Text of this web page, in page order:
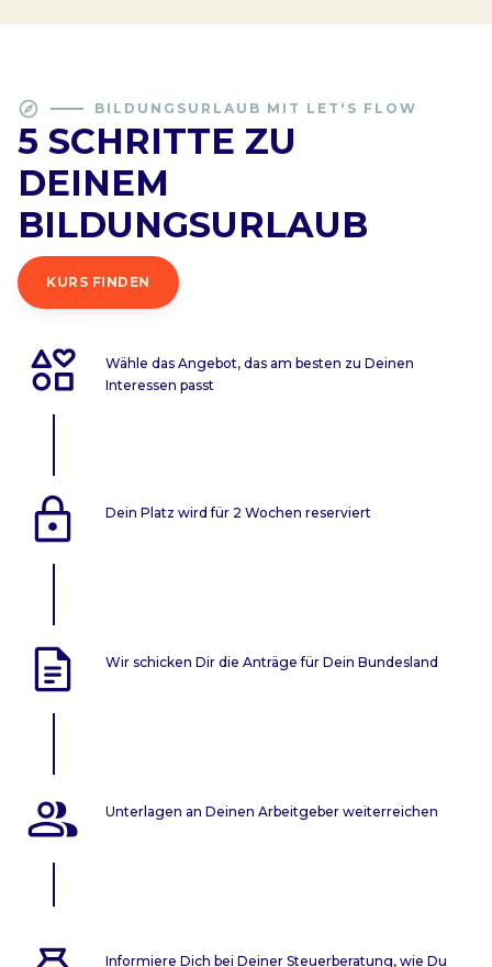
explore BILDUNGSURLAUB MIT LET'S FLOW
5 SCHRITTE ZU
DEINEM
BILDUNGSURLAUB
KURS FINDEN
Wähle das Angebot, das am besten zu Deinen
Interessen passt
Dein Platz wird für 2 Wochen reserviert
Wir schicken Dir die Anträge für Dein Bundesland
Unterlagen an Deinen Arbeitgeber weiterreichen
Informiere Dich bei Deiner Steuerberatung, wie Du